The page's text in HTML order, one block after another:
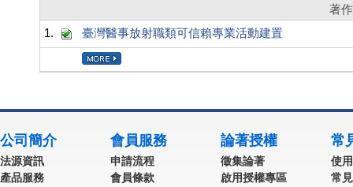
著
1.
臺灣醫事放射職類可信賴專業活動建置
公司簡介
法源資訊
產品服務
會員服務
申請流程
會員條款
論著授權
徵集論著
啟用授權專區
常
使
常